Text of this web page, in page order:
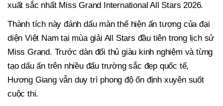
xuất sắc nhất Miss Grand International All Stars 2026.
Thành tích này đánh dấu màn thể hiện ấn tượng của đại
diện Việt Nam tại mùa giải All Stars đầu tiên trong lịch sử
Miss Grand. Trước dàn đối thủ giàu kinh nghiệm và từng
tạo dấu ấn trên nhiều đấu trường sắc đẹp quốc tế,
Hương Giang vẫn duy trì phong độ ổn định xuyên suốt
cuộc thi.